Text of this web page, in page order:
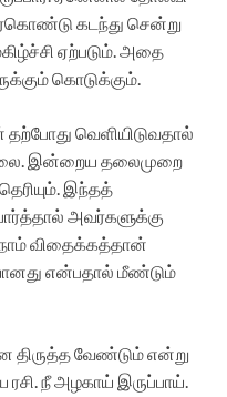
கடந்து சென்று
ஏற்படும். அதை
கொடுக்கும்.
வெளியிடுவதால்
இன்றைய தலைமுறை
இந்தத்
அவர்களுக்கு
விதைக்கத்தான்
என்பதால் மீண்டும்
வேண்டும் என்று
நீ அழகாய் இருப்பாய்.